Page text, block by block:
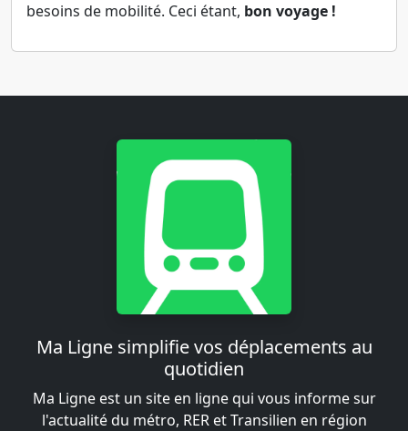
besoins de mobilité. Ceci étant, bon voyage !
Ma Ligne simplifie vos déplacements au
quotidien
Ma Ligne est un site en ligne qui vous informe sur
l'actualité du métro, RER et Transilien en région